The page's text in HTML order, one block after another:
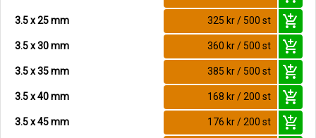
3.5 x 25 mm 325 kr / 500 st add_shopping_cart
3.5 x 30 mm 360 kr / 500 st add_shopping_cart
3.5 x 35 mm 385 kr / 500 st add_shopping_cart
3.5 x 40 mm 168 kr / 200 st add_shopping_cart
3.5 x 45 mm 176 kr / 200 st add_shopping_cart